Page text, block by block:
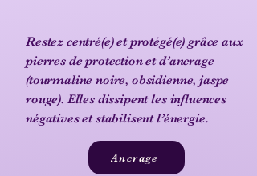
Restez centré(e) et protégé(e) grâce aux
pierres de protection et d’ancrage
(tourmaline noire, obsidienne, jaspe
rouge). Elles dissipent les influences
négatives et stabilisent l’énergie.
Ancrage